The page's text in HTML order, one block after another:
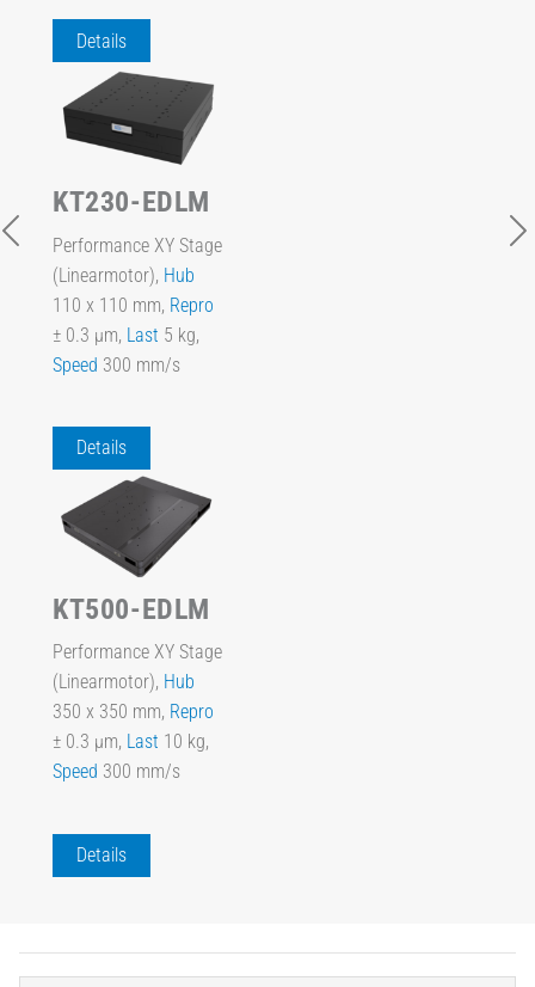
Details
KT230-EDLM
Performance XY Stage
(Linearmotor), Hub
110 x 110 mm, Repro
± 0.3 µm, Last 5 kg,
Speed 300 mm/s
Details
KT500-EDLM
Performance XY Stage
(Linearmotor), Hub
350 x 350 mm, Repro
± 0.3 µm, Last 10 kg,
Speed 300 mm/s
Details